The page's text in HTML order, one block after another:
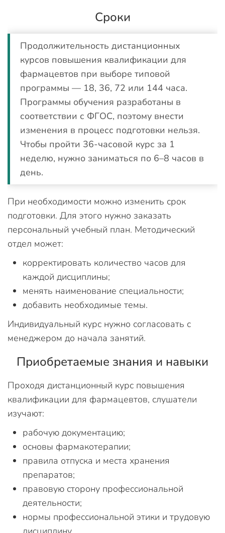
Сроки
Продолжительность дистанционных
курсов повышения квалификации для
фармацевтов при выборе типовой
программы — 18, 36, 72 или 144 часа.
Программы обучения разработаны в
соответствии с ФГОС, поэтому внести
изменения в процесс подготовки нельзя.
Чтобы пройти 36-часовой курс за 1
неделю, нужно заниматься по 6–8 часов в
день.
При необходимости можно изменить срок
подготовки. Для этого нужно заказать
персональный учебный план. Методический
отдел может:
корректировать количество часов для
каждой дисциплины;
менять наименование специальности;
добавить необходимые темы.
Индивидуальный курс нужно согласовать с
менеджером до начала занятий.
Приобретаемые знания и навыки
Проходя дистанционный курс повышения
квалификации для фармацевтов, слушатели
изучают:
рабочую документацию;
основы фармакотерапии;
правила отпуска и места хранения
препаратов;
правовую сторону профессиональной
деятельности;
нормы профессиональной этики и трудовую